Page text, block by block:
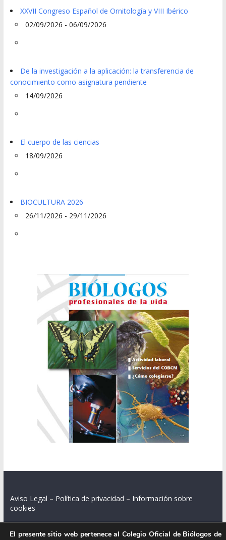
XXVII Congreso Español de Ornitología y VIII Ibérico
02/09/2026 - 06/09/2026
De la investigación a la aplicación: la transferencia de
conocimiento como asignatura pendiente
14/09/2026
El cuerpo de las ciencias
18/09/2026
BIOCULTURA 2026
26/11/2026 - 29/11/2026
Aviso Legal – Política de privacidad – Información sobre
cookies
El presente sitio web pertenece al Colegio Oficial de Biólogos de